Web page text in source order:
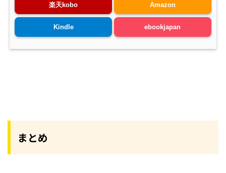
楽天kobo Amazon
Kindle ebookjapan
まとめ